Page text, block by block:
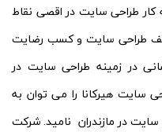
با ارائه بیش از 100 نمونه کار طراحی سایت در اقصی نقاط
طراحی سایت و کسب رضایت
در زمینه طراحی سایت در
سایت هیرکانا را می توان به
در مازندران نامید. شرکت